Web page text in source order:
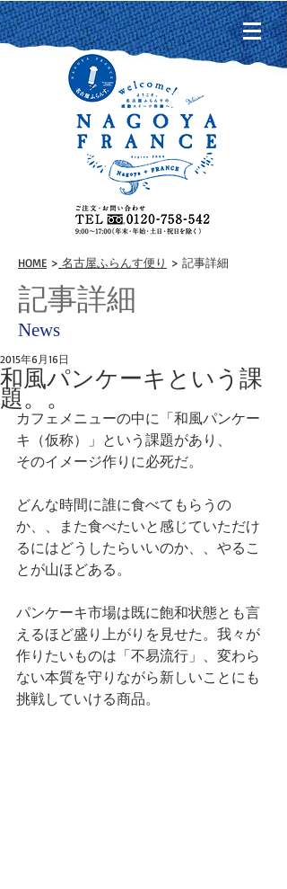
HOME > 名古屋ふらんす便り > 記事詳細
記事詳細
News
和風パンケーキという課
題。。
2015年6月16日
カフェメニューの中に「和風パンケー
キ（仮称）」という課題があり、
そのイメージ作りに必死だ。
どんな時間に誰に食べてもらうの
か、、また食べたいと感じていただけ
るにはどうしたらいいのか、、やるこ
とが山ほどある。
パンケーキ市場は既に飽和状態とも言
えるほど盛り上がりを見せた。我々が
作りたいものは「不易流行」、変わら
ない本質を守りながら新しいことにも
挑戦していける商品。